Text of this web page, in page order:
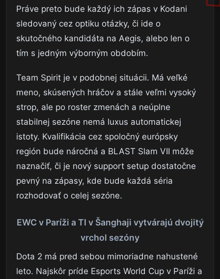
Práve preto bude každý ich zápas v Kodani
sledovaný cez optiku otázky, či ide o
skutočného kandidáta na Aegis, alebo len o
tím s jedným výborným obdobím.
Team Spirit je v podobnej situácii. Má veľké
meno, skúsených hráčov a stále veľmi vysoký
strop, ale po roster zmenách a neúplne
stabilnej sezóne nemá luxus automatickej
istoty. Kvalifikácia cez spoločný európsky
región bude náročná a BLAST Slam VII môže
naznačiť, či je nový support setup dostatočne
pevný na zápasy, kde bude každá séria
rozhodovať o celej sezóne.
EWC v Paríži a TI v Šanghaji vytvárajú dvojitý
vrchol sezóny
Dota 2 má pred sebou mimoriadne nahustené
leto. Najskôr príde Esports World Cup v Paríži a